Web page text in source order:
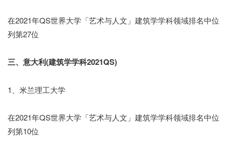
在2021年QS世界大学「艺术与人文」建筑学学科领域排名中位
列第27位
三、意大利(建筑学学科2021QS)
1、米兰理工大学
在2021年QS世界大学「艺术与人文」建筑学学科领域排名中位
列第10位